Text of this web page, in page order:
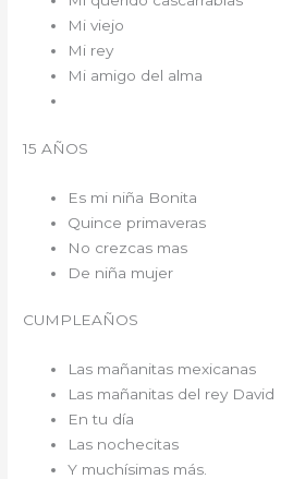
Mi viejo
Mi rey
Mi amigo del alma
15 AÑOS
Es mi niña Bonita
Quince primaveras
No crezcas mas
De niña mujer
CUMPLEAÑOS
Las mañanitas mexicanas
Las mañanitas del rey David
En tu día
Las nochecitas
Y muchísimas más.